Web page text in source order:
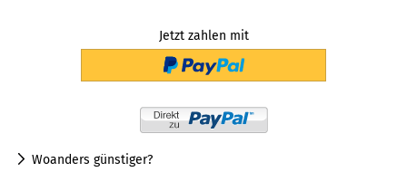
Jetzt zahlen mit
Woanders günstiger?